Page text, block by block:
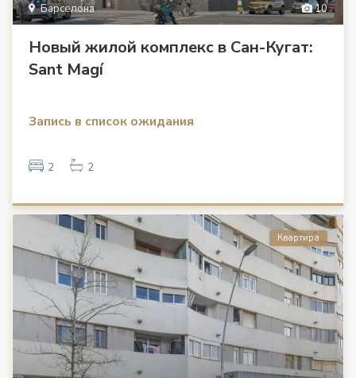
10
Барселона
Новый жилой комплекс в Сан-Кугат:
Sant Magí
Запись в список ожидания
2 2
Квартира